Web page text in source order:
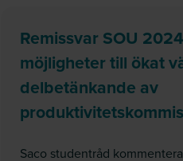
Remissvar SOU
möjligheter till ökat
delbetänkande av
Saco studentråd